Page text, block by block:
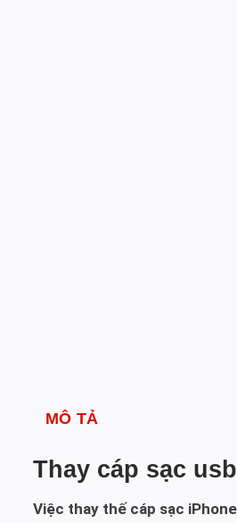
MÔ TẢ
Thay cáp sạc
Việc thay thế cáp sạc